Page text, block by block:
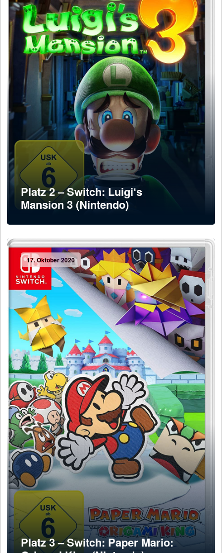
Platz 2 – Switch: Luigi‘s
Mansion 3 (Nintendo)
17. Oktober 2020
Platz 3 – Switch: Paper Mario: